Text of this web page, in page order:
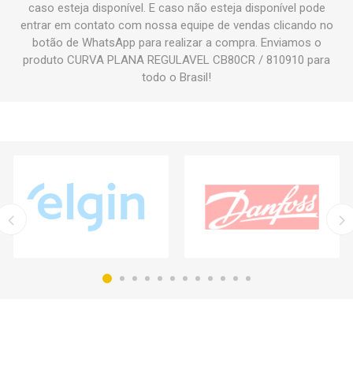
caso esteja disponível. E caso não esteja disponível pode
entrar em contato com nossa equipe de vendas clicando no
botão de WhatsApp para realizar a compra. Enviamos o
produto CURVA PLANA REGULAVEL CB80CR / 810910 para
todo o Brasil!